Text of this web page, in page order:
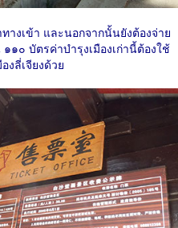
งเข้า และนอกจากนั้นยังต้องจ่าย
๑๐ บัตรค่าบำรุงเมืองเก่านี้ต้องใช้
งลี่เจียงด้วย